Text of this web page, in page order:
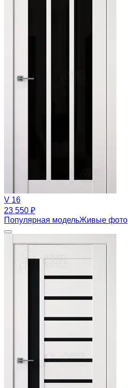
V 16
23 550 ₽
Популярная модельЖивые фото